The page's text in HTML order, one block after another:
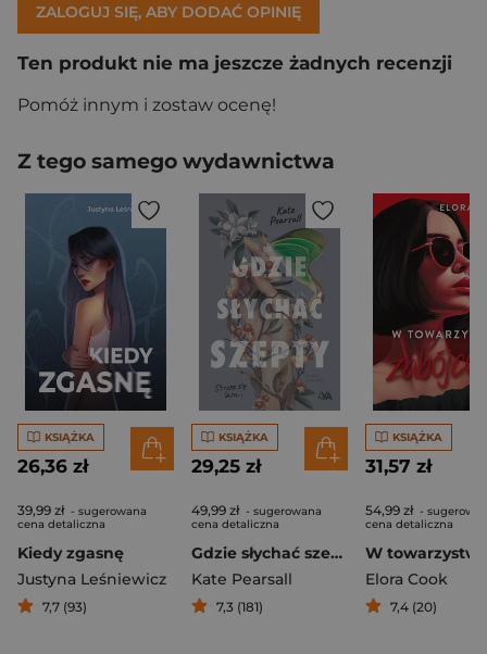
ZALOGUJ SIĘ, ABY DODAĆ OPINIĘ
Ten produkt nie ma jeszcze żadnych recenzji
Pomóż innym i zostaw ocenę!
Z tego samego wydawnictwa
KSIĄŻKA
26,36 zł
39,99 zł - sugerowana
cena detaliczna
Kiedy zgasnę
Justyna Leśniewicz
7,7 (93)
KSIĄŻKA
29,25 zł
49,99 zł - sugerowana
cena detaliczna
Gdzie słychać szepty
Kate Pearsall
7,3 (181)
KSIĄŻKA
31,57 zł
54,99 zł -
cena detaliczna
Elora Cook
7,4 (20)